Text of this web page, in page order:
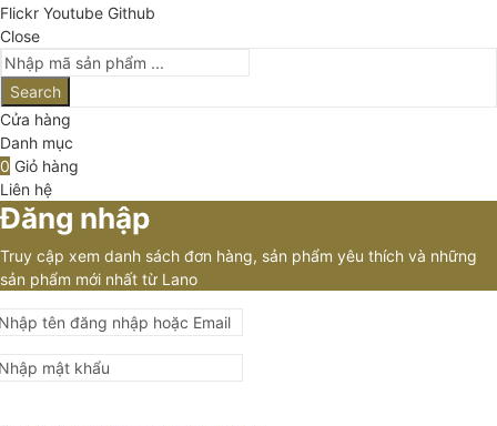
Flickr Youtube Github
Close
Search
Cửa hàng
Danh mục
0 Giỏ hàng
Liên hệ
Đăng nhập
Truy cập xem danh sách đơn hàng, sản phẩm yêu thích và những
sản phẩm mới nhất từ Lano